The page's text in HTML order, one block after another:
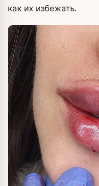
как их избежать.